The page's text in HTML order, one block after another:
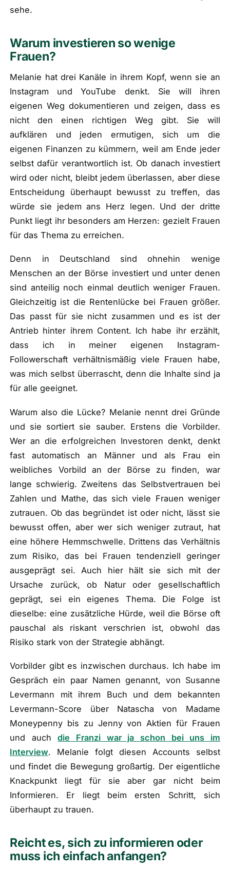
sehe.
Warum investieren so wenige
Frauen?
Melanie hat drei Kanäle in ihrem Kopf, wenn sie an
Instagram und YouTube denkt. Sie will ihren
eigenen Weg dokumentieren und zeigen, dass es
nicht den einen richtigen Weg gibt. Sie will
aufklären und jeden ermutigen, sich um die
eigenen Finanzen zu kümmern, weil am Ende jeder
selbst dafür verantwortlich ist. Ob danach investiert
wird oder nicht, bleibt jedem überlassen, aber diese
Entscheidung überhaupt bewusst zu treffen, das
würde sie jedem ans Herz legen. Und der dritte
Punkt liegt ihr besonders am Herzen: gezielt Frauen
für das Thema zu erreichen.
Denn in Deutschland sind ohnehin wenige
Menschen an der Börse investiert und unter denen
sind anteilig noch einmal deutlich weniger Frauen.
Gleichzeitig ist die Rentenlücke bei Frauen größer.
Das passt für sie nicht zusammen und es ist der
Antrieb hinter ihrem Content. Ich habe ihr erzählt,
dass ich in meiner eigenen Instagram-
Followerschaft verhältnismäßig viele Frauen habe,
was mich selbst überrascht, denn die Inhalte sind ja
für alle geeignet.
Warum also die Lücke? Melanie nennt drei Gründe
und sie sortiert sie sauber. Erstens die Vorbilder.
Wer an die erfolgreichen Investoren denkt, denkt
fast automatisch an Männer und als Frau ein
weibliches Vorbild an der Börse zu finden, war
lange schwierig. Zweitens das Selbstvertrauen bei
Zahlen und Mathe, das sich viele Frauen weniger
zutrauen. Ob das begründet ist oder nicht, lässt sie
bewusst offen, aber wer sich weniger zutraut, hat
eine höhere Hemmschwelle. Drittens das Verhältnis
zum Risiko, das bei Frauen tendenziell geringer
ausgeprägt sei. Auch hier hält sie sich mit der
Ursache zurück, ob Natur oder gesellschaftlich
geprägt, sei ein eigenes Thema. Die Folge ist
dieselbe: eine zusätzliche Hürde, weil die Börse oft
pauschal als riskant verschrien ist, obwohl das
Risiko stark von der Strategie abhängt.
Vorbilder gibt es inzwischen durchaus. Ich habe im
Gespräch ein paar Namen genannt, von Susanne
Levermann mit ihrem Buch und dem bekannten
Levermann-Score über Natascha von Madame
Moneypenny bis zu Jenny von Aktien für Frauen
und auchdie Franzi war ja schon bei uns im
Interview. Melanie folgt diesen Accounts selbst
und findet die Bewegung großartig. Der eigentliche
Knackpunkt liegt für sie aber gar nicht beim
Informieren. Er liegt beim ersten Schritt, sich
überhaupt zu trauen.
Reicht es, sich zu informieren oder
muss ich einfach anfangen?